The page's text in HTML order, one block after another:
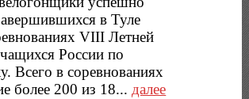
в Туле
VIII Летней
России по
Всего в соревнованиях
более 200 из 18... далее